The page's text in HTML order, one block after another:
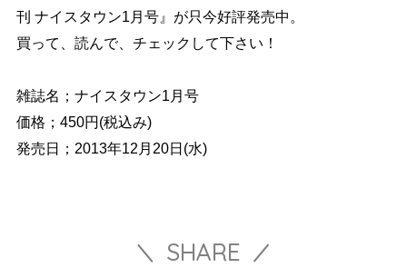
刊 ナイスタウン1月号』が只今好評発売中。
買って、読んで、チェックして下さい！
雑誌名；ナイスタウン1月号
価格；450円(税込み)
発売日；2013年12月20日(水)
SHARE